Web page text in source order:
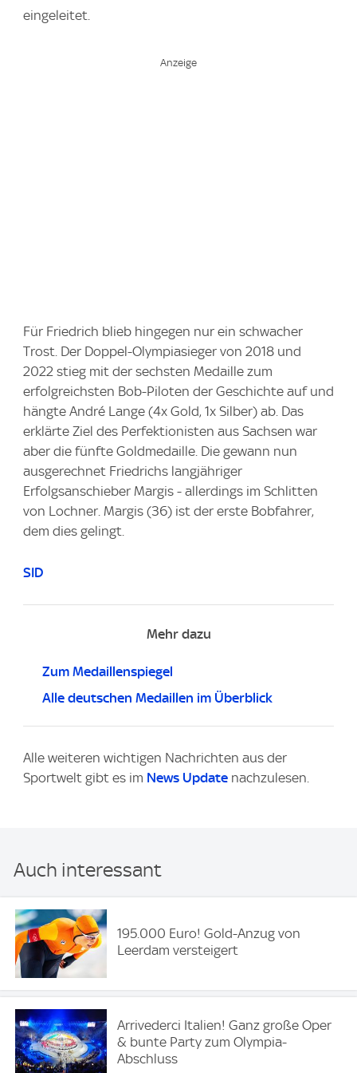
eingeleitet.
Für Friedrich blieb hingegen nur ein schwacher
Trost. Der Doppel-Olympiasieger von 2018 und
2022 stieg mit der sechsten Medaille zum
erfolgreichsten Bob-Piloten der Geschichte auf und
hängte André Lange (4x Gold, 1x Silber) ab. Das
erklärte Ziel des Perfektionisten aus Sachsen war
aber die fünfte Goldmedaille. Die gewann nun
ausgerechnet Friedrichs langjähriger
Erfolgsanschieber Margis - allerdings im Schlitten
von Lochner. Margis (36) ist der erste Bobfahrer,
dem dies gelingt.
SID
Mehr dazu
Zum Medaillenspiegel
Alle deutschen Medaillen im Überblick
Alle weiteren wichtigen Nachrichten aus der
Sportwelt gibt es im News Update nachzulesen.
Auch interessant
195.000 Euro! Gold-Anzug von
Leerdam versteigert
Arrivederci Italien! Ganz große Oper
& bunte Party zum Olympia-
Abschluss